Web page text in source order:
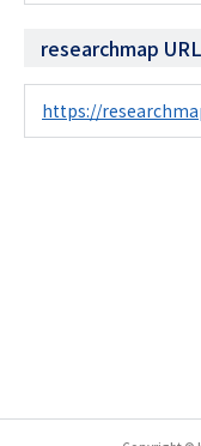
researchmap URL
https://